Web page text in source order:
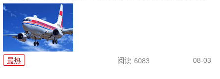
最热 阅读 6083 08-03